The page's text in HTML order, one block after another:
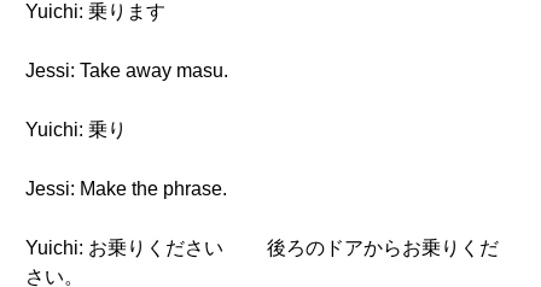
Yuichi: 乗ります
Jessi: Take away masu.
Yuichi: 乗り
Jessi: Make the phrase.
Yuichi: お乗りください 後ろのドアからお乗りくだ
さい。